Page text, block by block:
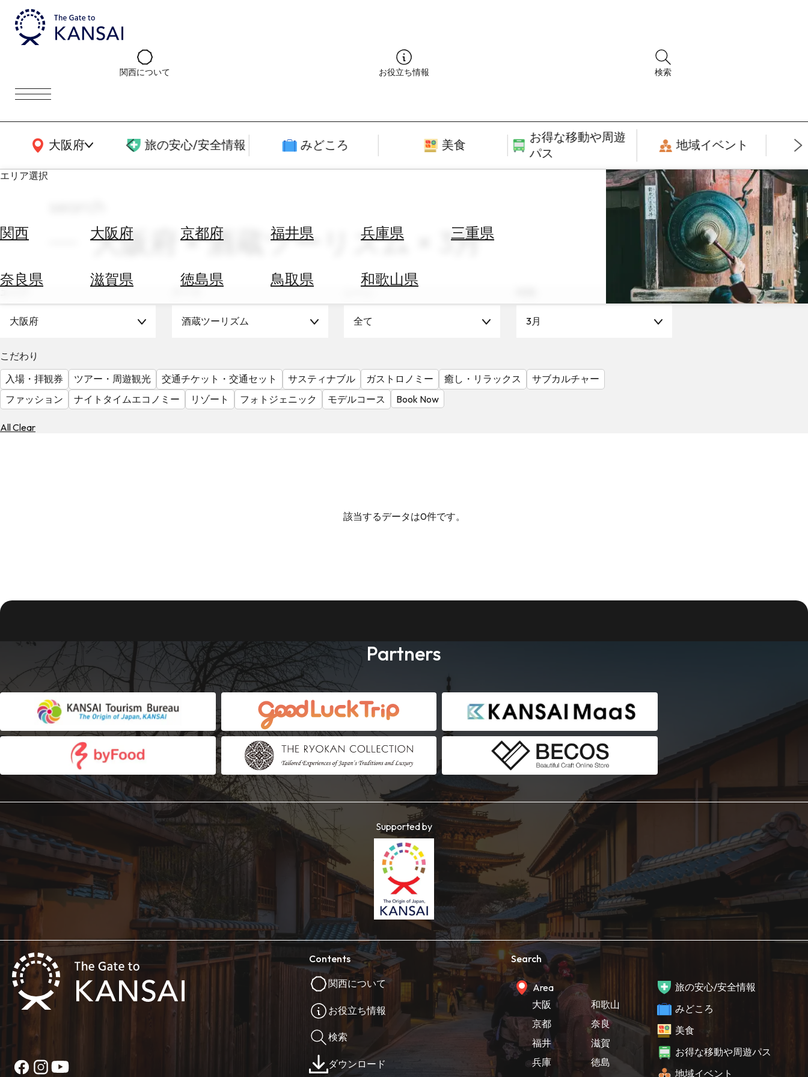
関西について お役立ち情報 検索
大阪府
関西広域MAP 旅の安心/安全情報 みどころ 美食
お得な移動や周遊
パス
地域イベント
エリア選択
関西 大阪府 京都府 福井県 兵庫県 三重県
奈良県 滋賀県 徳島県 鳥取県 和歌山県
ホ
す
替
を
調
べ
天
大阪府 × 酒蔵ツーリズム × 3月
大阪府 酒蔵ツーリズム 全て 3月
こだわり
入場・拝観券
ツアー・周遊観光 交通チケット・交通セット サスティナブル ガストロノミー 癒し・リラックス
サブカルチャー
ファッション
ナイトタイムエコノミー リゾート フォトジェニック モデルコース Book Now
All Clear
該当するデータは0件です。
Partners
Supported by
Contents
関西について
お役立ち情報
検索
ダウンロード
Search
Area
大阪
京都
福井
兵庫
和歌山
奈良
滋賀
徳島
旅の安心/安全情報
みどころ
美食
お得な移動や周遊パス
地域イベント